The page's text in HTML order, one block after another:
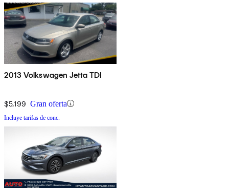
2013 Volkswagen Jetta TDI
$5,199 Gran oferta
Incluye tarifas de conc.